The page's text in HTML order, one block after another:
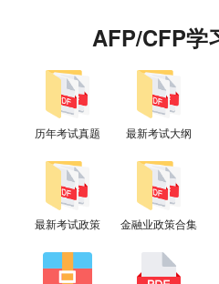
AFP/CFP学
历年考试真题 最新考试大纲
最新考试政策 金融业政策合集